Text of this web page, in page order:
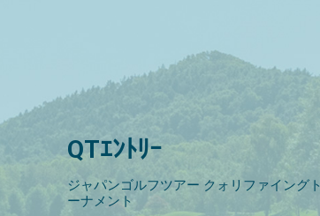
QTｴﾝﾄﾘｰ
ジャパンゴルフツアー クォリファイングト
ーナメント